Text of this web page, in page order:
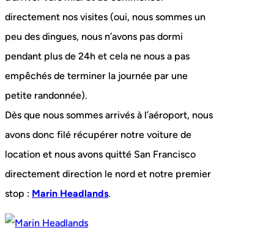
directement nos visites (oui, nous sommes un
peu des dingues, nous n’avons pas dormi
pendant plus de 24h et cela ne nous a pas
empêchés de terminer la journée par une
petite randonnée).
Dès que nous sommes arrivés à l’aéroport, nous
avons donc filé récupérer notre voiture de
location et nous avons quitté San Francisco
directement direction le nord et notre premier
stop : Marin Headlands.